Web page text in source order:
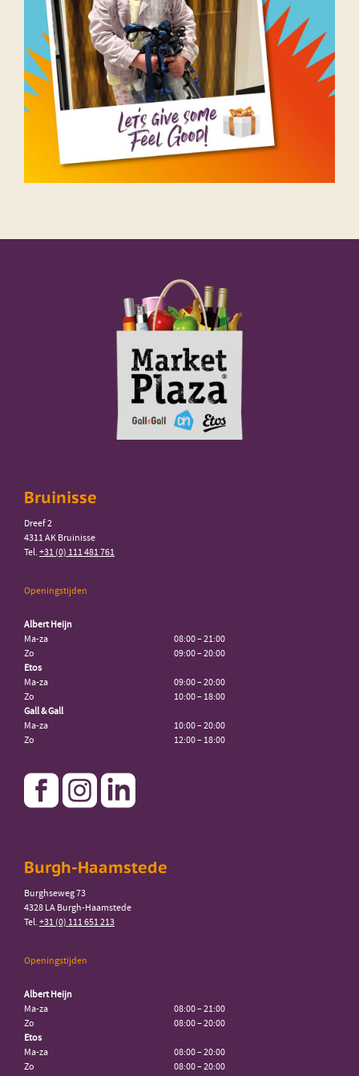
Bruinisse
Dreef 2
4311 AK Bruinisse
Tel.+31 (0) 111 481 761
Openingstijden
Albert Heijn
Ma-za
08:00 – 21:00
Zo
09:00 – 20:00
Etos
Ma-za
09:00 – 20:00
Zo
10:00 – 18:00
Gall & Gall
Ma-za
10:00 – 20:00
Zo
12:00 – 18:00
Burgh-Haamstede
Burghseweg 73
4328 LA Burgh-Haamstede
Tel.+31 (0) 111 651 213
Openingstijden
Albert Heijn
Ma-za
08:00 – 21:00
Zo
08:00 – 20:00
Etos
Ma-za
08:00 – 20:00
Zo
08:00 – 20:00